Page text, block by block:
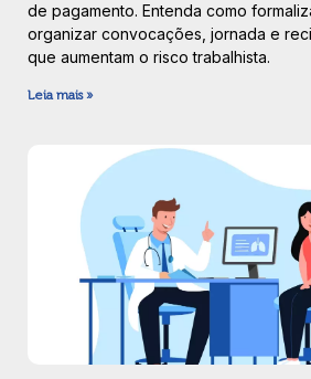
de pagamento. Entenda como
organizar convocações, jornada e
que aumentam o risco trabalhista.
Leia mais »